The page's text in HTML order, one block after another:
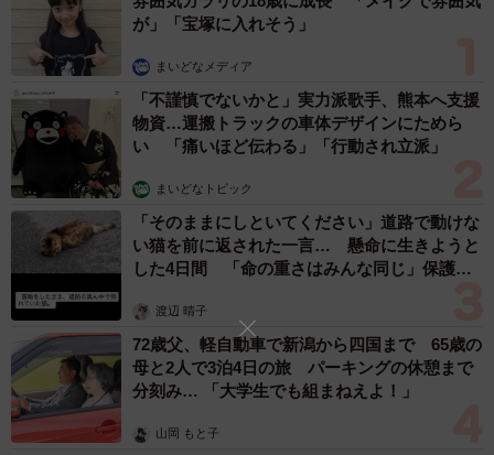
が」「宝塚に入れそう」
まいどなメディア
「不謹慎でないかと」実力派歌手、熊本へ支援
物資…運搬トラックの車体デザインにためら
い 「痛いほど伝わる」「行動され立派」
まいどなトピック
「そのままにしといてください」道路で動けな
い猫を前に返された一言… 懸命に生きようと
した4日間 「命の重さはみんな同じ」保護団
渡辺 晴子
72歳父、軽自動車で新潟から四国まで 65歳の
母と2人で3泊4日の旅 パーキングの休憩まで
分刻み… 「大学生でも組まねえよ！」
山岡 もと子